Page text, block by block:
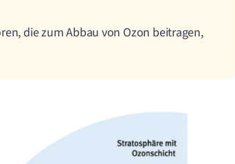
die zum Abbau von Ozon beitragen,